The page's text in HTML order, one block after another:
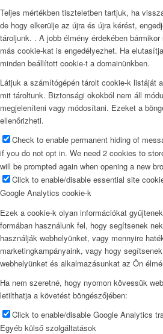
Teljes mértékben tiszteletben tartjuk, ha
de hogy elkerülje az újra és újra kérést,
tároljunk. . A jobb élmény érdekében
más cookie-kat is engedélyezhet. Ha
minden beállított cookie-t a domainünkben.
Látjuk a számítógépén tárolt cookie-k listáját
mit tároltunk. Biztonsági okokból nem áll
megjeleníteni vagy módosítani. Ezeket a
ellenőrizheti.
Check to enable permanent hiding of
if you do not opt in. We need 2 cookies to
will be prompted again when opening a new
Click to enable/disable essential site
Google Analytics cookie-k
Ezek a cookie-k olyan információkat
formában használunk fel, hogy segítsenek
használják webhelyünket, vagy mennyire
marketingkampányaink, vagy hogy
webhelyünket és alkalmazásunkat az Ön
Ha nem szeretné, hogy nyomon kövessük
letilthatja a követést böngészőjében:
Click to enable/disable Google Analytics
Egyéb külső szolgáltatások